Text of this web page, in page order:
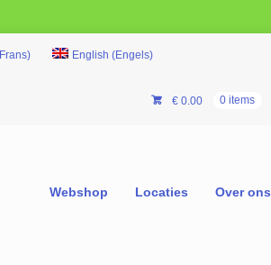
Frans) English (Engels)
€0.00 0 items
Webshop Locaties Over ons